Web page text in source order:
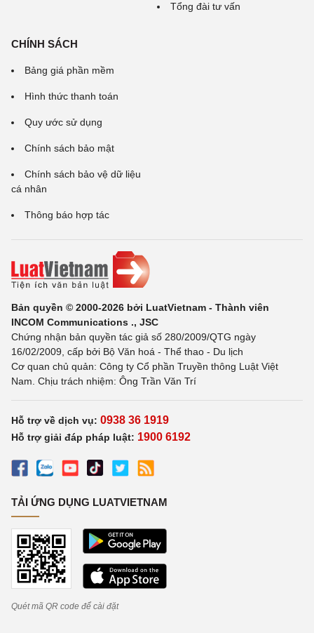
Tổng đài tư vấn
CHÍNH SÁCH
Bảng giá phần mềm
Hình thức thanh toán
Quy ước sử dụng
Chính sách bảo mật
Chính sách bảo vệ dữ liệu
cá nhân
Thông báo hợp tác
Bản quyền © 2000-2026 bởi LuatVietnam - Thành viên
INCOM Communications ., JSC
Chứng nhận bản quyền tác giả số 280/2009/QTG ngày
16/02/2009, cấp bởi Bộ Văn hoá - Thể thao - Du lịch
Cơ quan chủ quản: Công ty Cổ phần Truyền thông Luật Việt
Nam. Chịu trách nhiệm: Ông Trần Văn Trí
Hỗ trợ về dịch vụ: 0938 36 1919
Hỗ trợ giải đáp pháp luật: 1900 6192
TẢI ỨNG DỤNG LUATVIETNAM
Quét mã QR code để cài đặt